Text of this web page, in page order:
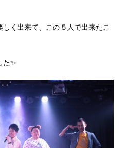
く出来て、この５人で出来たこ
た✨